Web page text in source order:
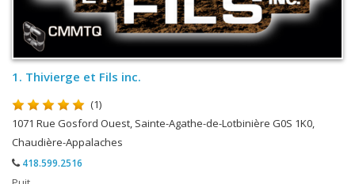
1. Thivierge et Fils inc.
(1)
1071 Rue Gosford Ouest, Sainte-Agathe-de-Lotbinière G0S 1K0,
Chaudière-Appalaches
418.599.2516